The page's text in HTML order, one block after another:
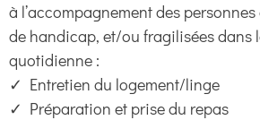
à l’accompagnement des
de handicap, et/ou fragilisées dans
quotidienne :
✓ Entretien du logement/linge
✓ Préparation et prise du repas